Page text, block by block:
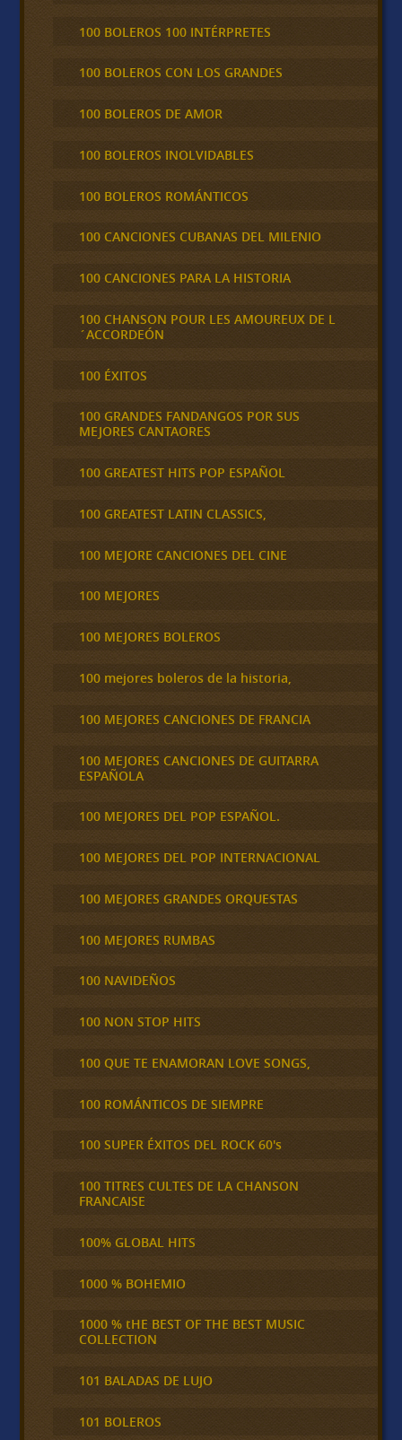
100 BOLEROS 100 INTÉRPRETES
100 BOLEROS CON LOS GRANDES
100 BOLEROS DE AMOR
100 BOLEROS INOLVIDABLES
100 BOLEROS ROMÁNTICOS
100 CANCIONES CUBANAS DEL MILENIO
100 CANCIONES PARA LA HISTORIA
100 CHANSON POUR LES AMOUREUX DE L
´ACCORDEÓN
100 ÉXITOS
100 GRANDES FANDANGOS POR SUS
MEJORES CANTAORES
100 GREATEST HITS POP ESPAÑOL
100 GREATEST LATIN CLASSICS,
100 MEJORE CANCIONES DEL CINE
100 MEJORES
100 MEJORES BOLEROS
100 mejores boleros de la historia,
100 MEJORES CANCIONES DE FRANCIA
100 MEJORES CANCIONES DE GUITARRA
ESPAÑOLA
100 MEJORES DEL POP ESPAÑOL.
100 MEJORES DEL POP INTERNACIONAL
100 MEJORES GRANDES ORQUESTAS
100 MEJORES RUMBAS
100 NAVIDEÑOS
100 NON STOP HITS
100 QUE TE ENAMORAN LOVE SONGS,
100 ROMÁNTICOS DE SIEMPRE
100 SUPER ÉXITOS DEL ROCK 60's
100 TITRES CULTES DE LA CHANSON
FRANCAISE
100% GLOBAL HITS
1000 % BOHEMIO
1000 % tHE BEST OF THE BEST MUSIC
COLLECTION
101 BALADAS DE LUJO
101 BOLEROS